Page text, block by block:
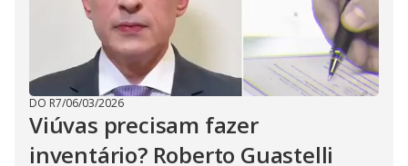
DO R7/06/03/2026
Viúvas precisam fazer
inventário? Roberto Guastelli